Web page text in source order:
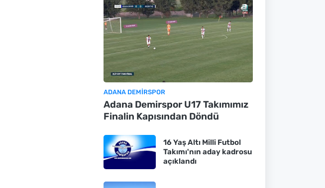
ADANA DEMIRSPOR
Adana Demirspor U17 Takımımız
Finalin Kapısından Döndü
16 Yaş Altı Milli Futbol
Takımı'nın aday kadrosu
açıklandı